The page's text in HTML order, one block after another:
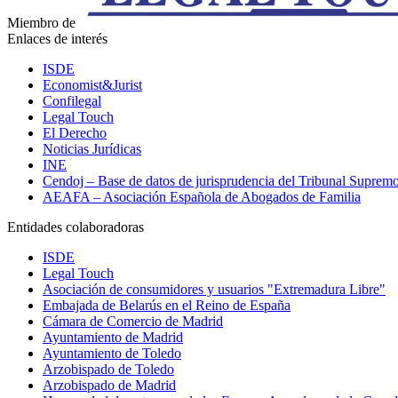
Miembro de
Enlaces de interés
ISDE
Economist&Jurist
Confilegal
Legal Touch
El Derecho
Noticias Jurídicas
INE
Cendoj – Base de datos de jurisprudencia del Tribunal
AEAFA – Asociación Española de Abogados de Familia
Entidades colaboradoras
ISDE
Legal Touch
Asociación de consumidores y usuarios "Extremadura Libre"
Embajada de Belarús en el Reino de España
Cámara de Comercio de Madrid
Ayuntamiento de Madrid
Ayuntamiento de Toledo
Arzobispado de Toledo
Arzobispado de Madrid